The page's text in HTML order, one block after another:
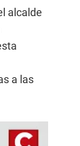
alcalde
a las